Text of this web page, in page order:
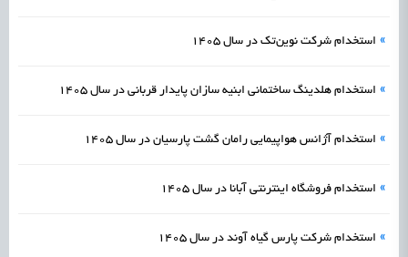
» استخدام شرکت نوین‌تک در سال 1405
» استخدام هلدینگ ساختمانی ابنیه سازان پایدار قربانی در سال 1405
» استخدام آژانس هواپیمایی رامان گشت پارسیان در سال 1405
» استخدام فروشگاه اینترنتی آبانا در سال 1405
» استخدام شرکت پارس گیاه آوند در سال 1405